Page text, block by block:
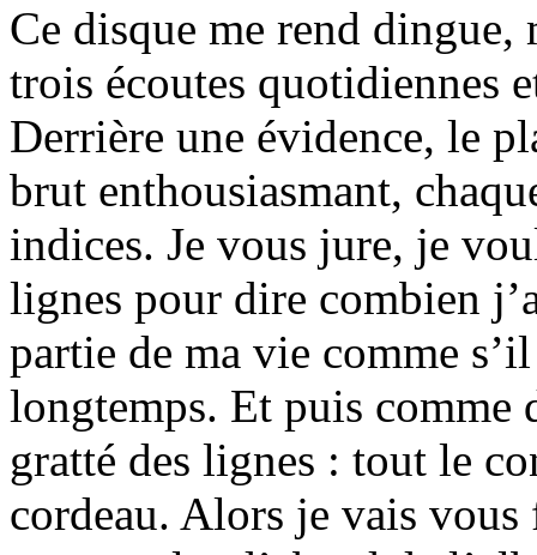
Ce disque me rend dingue,
trois écoutes quotidiennes
Derrière une évidence, le
brut enthousiasmant,
indices. Je vous jure, je
lignes pour dire combien
partie de ma vie comme
longtemps. Et puis comme
gratté des lignes : tout le
cordeau. Alors je vais vous